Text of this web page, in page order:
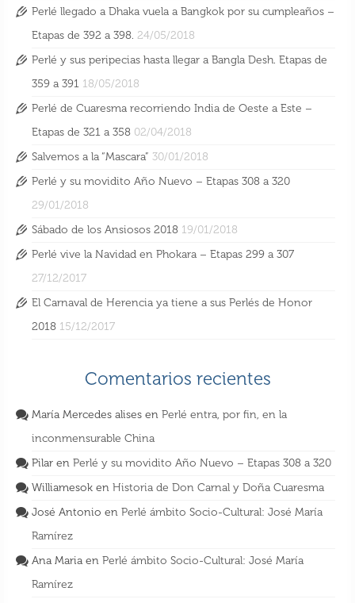
Perlé llegado a Dhaka vuela a Bangkok por su cumpleaños –
Etapas de 392 a 398. 24/05/2018
Perlé y sus peripecias hasta llegar a Bangla Desh. Etapas de
359 a 391 18/05/2018
Perlé de Cuaresma recorriendo India de Oeste a Este –
Etapas de 321 a 358 02/04/2018
Salvemos a la “Mascara” 30/01/2018
Perlé y su movidito Año Nuevo – Etapas 308 a 320
29/01/2018
Sábado de los Ansiosos 2018 19/01/2018
Perlé vive la Navidad en Phokara – Etapas 299 a 307
27/12/2017
El Carnaval de Herencia ya tiene a sus Perlés de Honor
2018 15/12/2017
Comentarios recientes
María Mercedes alises en Perlé entra, por fin, en la
inconmensurable China
Pilar en Perlé y su movidito Año Nuevo – Etapas 308 a 320
Williamesok en Historia de Don Carnal y Doña Cuaresma
José Antonio en Perlé ámbito Socio-Cultural: José María
Ramírez
Ana Maria en Perlé ámbito Socio-Cultural: José María
Ramírez